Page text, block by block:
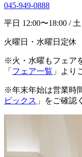
045-949-0888
平日 12:00〜18:00 /
火曜日・水曜日定休
※火・水曜もフェア
「 フェア一覧 」より
※年末年始は営業時
ピックス 」をご確認